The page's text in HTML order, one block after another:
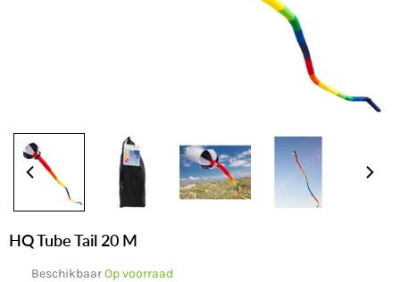
HQ Tube Tail 20 M
BeschikbaarOp voorraad